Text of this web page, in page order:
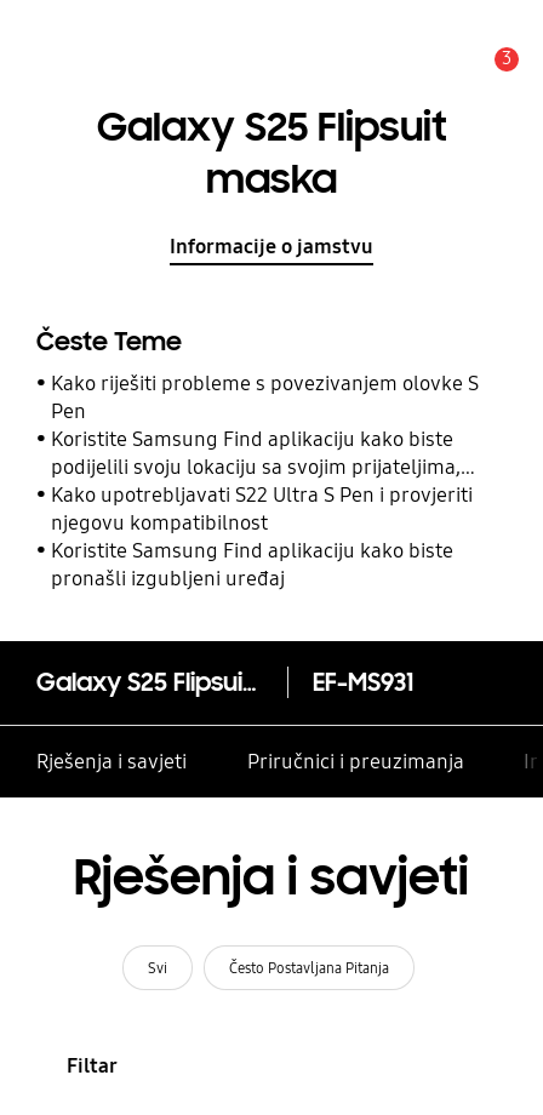
3
Galaxy S25 Flipsuit
maska
Informacije o jamstvu
Česte Teme
Kako riješiti probleme s povezivanjem olovke S
Pen
Koristite Samsung Find aplikaciju kako biste
podijelili svoju lokaciju sa svojim prijateljima,
djetetom, obitelji i drugim kontaktima
Kako upotrebljavati S22 Ultra S Pen i provjeriti
njegovu kompatibilnost
Koristite Samsung Find aplikaciju kako biste
pronašli izgubljeni uređaj
Galaxy S25 Flipsuit maska EF-MS931
Rješenja i savjeti Priručnici i preuzimanja
Rješenja i savjeti
Svi Često Postavljana Pitanja
Filtar